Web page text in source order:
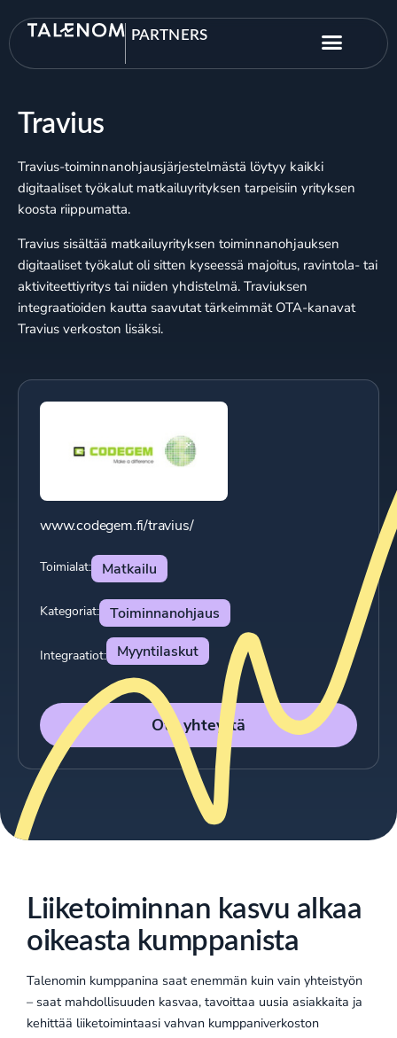
PARTNERS
Travius
Travius-toiminnanohjausjärjestelmästä löytyy kaikki
digitaaliset työkalut matkailuyrityksen tarpeisiin yrityksen
koosta riippumatta.
Travius sisältää matkailuyrityksen toiminnanohjauksen
digitaaliset työkalut oli sitten kyseessä majoitus, ravintola- tai
aktiviteettiyritys tai niiden yhdistelmä. Traviuksen
integraatioiden kautta saavutat tärkeimmät OTA-kanavat
Travius verkoston lisäksi.
www.codegem.fi/travius/
Toimialat: Matkailu
Kategoriat: Toiminnanohjaus
Integraatiot: Myyntilaskut
Ota yhteyttä
Liiketoiminnan kasvu alkaa
oikeasta kumppanista
Talenomin kumppanina saat enemmän kuin vain yhteistyön
– saat mahdollisuuden kasvaa, tavoittaa uusia asiakkaita ja
kehittää liiketoimintaasi vahvan kumppaniverkoston